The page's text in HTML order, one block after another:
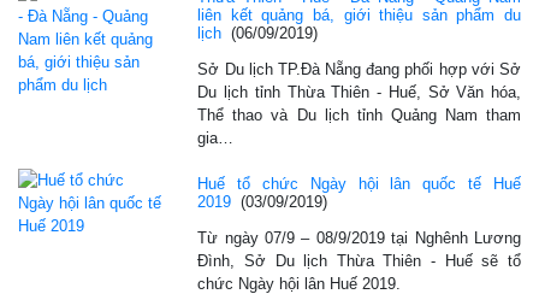
liên kết quảng bá, giới thiệu sản phẩm du
lịch (06/09/2019)
Sở Du lịch TP.Đà Nẵng đang phối hợp với Sở
Du lịch tỉnh Thừa Thiên - Huế, Sở Văn hóa,
Thể thao và Du lịch tỉnh Quảng Nam tham
gia…
Huế tổ chức Ngày hội lân quốc tế Huế
2019 (03/09/2019)
Từ ngày 07/9 – 08/9/2019 tại Nghênh Lương
Đình, Sở Du lịch Thừa Thiên - Huế sẽ tổ
chức Ngày hội lân Huế 2019.